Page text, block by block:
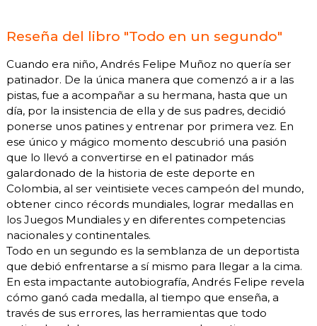
Reseña del libro "Todo en un segundo"
Cuando era niño, Andrés Felipe Muñoz no quería ser
patinador. De la única manera que comenzó a ir a las
pistas, fue a acompañar a su hermana, hasta que un
día, por la insistencia de ella y de sus padres, decidió
ponerse unos patines y entrenar por primera vez. En
ese único y mágico momento descubrió una pasión
que lo llevó a convertirse en el patinador más
galardonado de la historia de este deporte en
Colombia, al ser veintisiete veces campeón del mundo,
obtener cinco récords mundiales, lograr medallas en
los Juegos Mundiales y en diferentes competencias
nacionales y continentales.
Todo en un segundo es la semblanza de un deportista
que debió enfrentarse a sí mismo para llegar a la cima.
En esta impactante autobiografía, Andrés Felipe revela
cómo ganó cada medalla, al tiempo que enseña, a
través de sus errores, las herramientas que todo